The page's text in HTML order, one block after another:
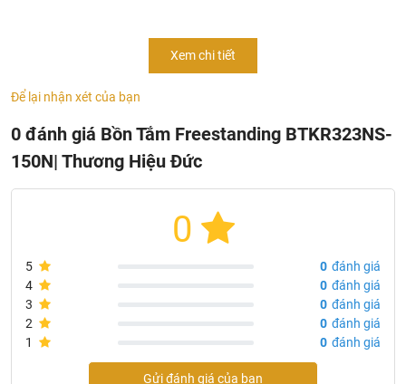
- Bảo hành phần thân trọn đời
- Bảo hành phụ kiện 24 tháng
Xem chi tiết
Để lại nhận xét của bạn
0 đánh giá Bồn Tắm Freestanding BTKR323NS-
150N| Thương Hiệu Đức
0
5 0 đánh giá
4
0 đánh giá
3
0 đánh giá
2
0 đánh giá
1
0 đánh giá
Gửi đánh giá của bạn